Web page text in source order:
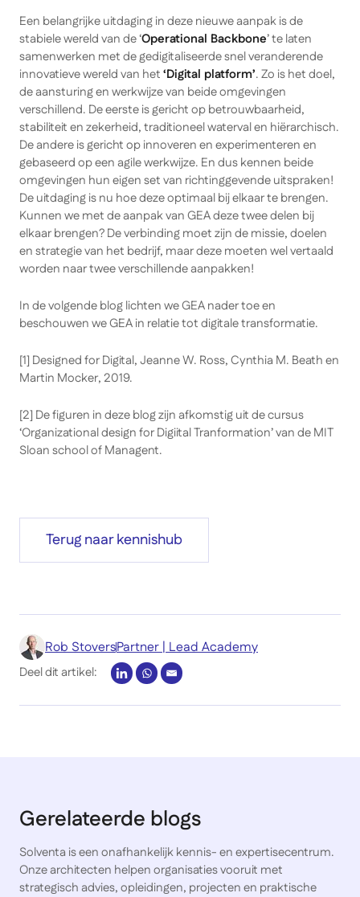
Een belangrijke uitdaging in deze nieuwe aanpak is de
stabiele wereld van de ‘Operational Backbone’ te laten
samenwerken met de gedigitaliseerde snel veranderende
innovatieve wereld van het‘Digital platform’. Zo is het doel,
de aansturing en werkwijze van beide omgevingen
verschillend. De eerste is gericht op betrouwbaarheid,
stabiliteit en zekerheid, traditioneel waterval en hiërarchisch.
De andere is gericht op innoveren en experimenteren en
gebaseerd op een agile werkwijze. En dus kennen beide
omgevingen hun eigen set van richtinggevende uitspraken!
De uitdaging is nu hoe deze optimaal bij elkaar te brengen.
Kunnen we met de aanpak van GEA deze twee delen bij
elkaar brengen? De verbinding moet zijn de missie, doelen
en strategie van het bedrijf, maar deze moeten wel vertaald
worden naar twee verschillende aanpakken!
In de volgende blog lichten we GEA nader toe en
beschouwen we GEA in relatie tot digitale transformatie.
[1] Designed for Digital, Jeanne W. Ross, Cynthia M. Beath en
Martin Mocker, 2019.
[2] De figuren in deze blog zijn afkomstig uit de cursus
‘Organizational design for Digiital Tranformation’ van de MIT
Sloan school of Managent.
Terug naar kennishub
Rob StoversPartner | Lead Academy
Deel dit artikel:
Gerelateerde blogs
Solventa is een onafhankelijk kennis- en expertisecentrum.
Onze architecten helpen organisaties vooruit met
strategisch advies, opleidingen, projecten en praktische